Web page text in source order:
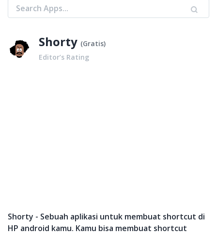
Shorty (Gratis)
Editor’s Rating
Shorty - Sebuah aplikasi untuk membuat shortcut di
HP android kamu. Kamu bisa membuat shortcut